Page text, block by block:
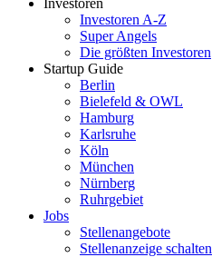
Investoren
Investoren A-Z
Super Angels
Die größten Investoren
Startup Guide
Berlin
Bielefeld & OWL
Hamburg
Karlsruhe
Köln
München
Nürnberg
Ruhrgebiet
Jobs
Stellenangebote
Stellenanzeige schalten